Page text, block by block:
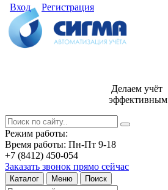
Вход Регистрация
Делаем учёт
эффективным
Режим работы:
Время работы: Пн-Пт 9-18
+7 (8412) 450-054
Заказать звонок прямо сейчас
Каталог Меню Поиск